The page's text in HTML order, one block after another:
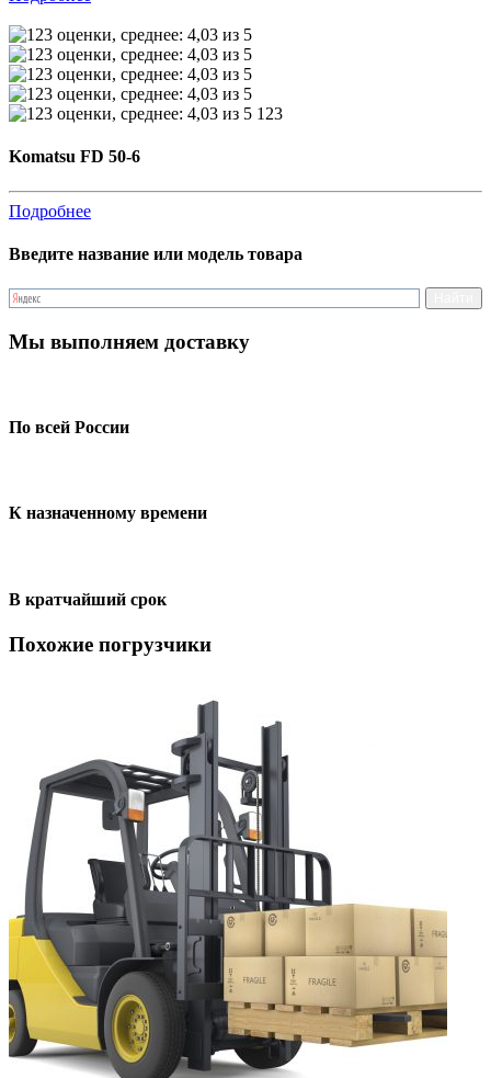
123
Komatsu FD 50-6
Подробнее
Введите название или модель товара
Мы выполняем доставку
По всей России
К назначенному времени
В кратчайший срок
Похожие погрузчики